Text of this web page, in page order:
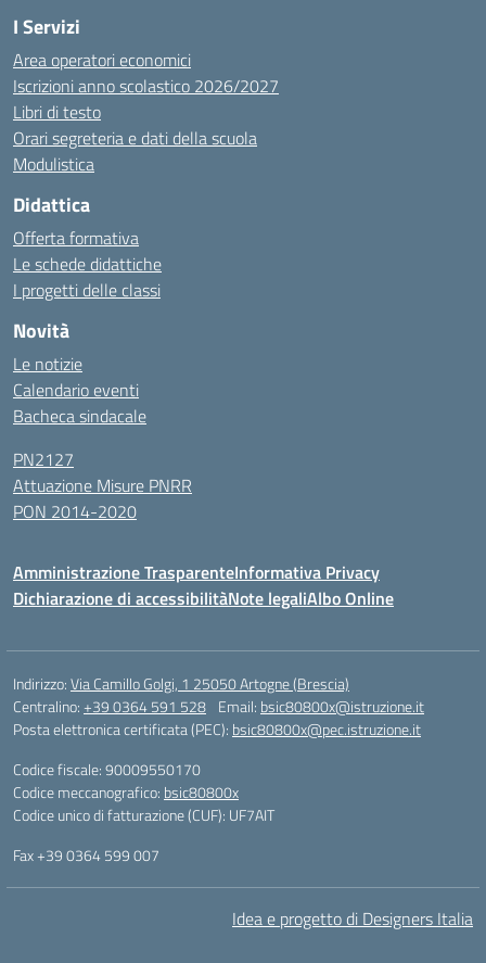
I Servizi
Area operatori economici
Iscrizioni anno scolastico 2026/2027
Libri di testo
Orari segreteria e dati della scuola
Modulistica
Didattica
Offerta formativa
Le schede didattiche
I progetti delle classi
Novità
Le notizie
Calendario eventi
Bacheca sindacale
PN2127
Attuazione Misure PNRR
PON 2014-2020
Amministrazione TrasparenteInformativa Privacy
Dichiarazione di accessibilitàNote legaliAlbo Online
Indirizzo:Via Camillo Golgi, 1 25050 Artogne (Brescia)
Centralino:+39 0364 591 528 Email: bsic80800x@istruzione.it
Posta elettronica certificata (PEC): bsic80800x@pec.istruzione.it
Codice fiscale: 90009550170
Codice meccanografico: bsic80800x
Codice unico di fatturazione (CUF): UF7AIT
Fax +39 0364 599 007
Idea e progetto di Designers Italia